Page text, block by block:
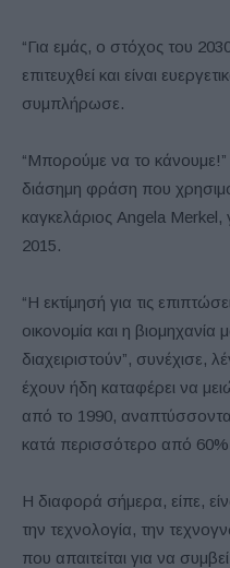
“Για εμάς, ο στόχος του
επιτευχθεί και είναι
συμπλήρωσε.
“Μπορούμε να το κάνουμε!”
διάσημη φράση που
καγκελάριος Angela Merkel,
2015.
“Η εκτίμησή για τις
οικονομία και η
διαχειριστούν”, συνέχισε,
έχουν ήδη καταφέρει να
από το 1990,
κατά περισσότερο από
Η διαφορά σήμερα, είπε,
την τεχνολογία, την
που απαιτείται για να